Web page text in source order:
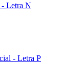
Letra N